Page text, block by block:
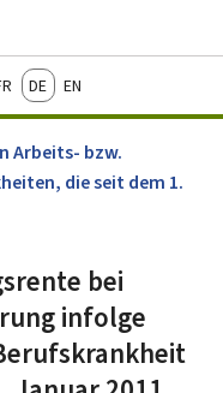
DeutschEnglish
Arbeits- bzw.
die seit dem 1.
bei
infolge